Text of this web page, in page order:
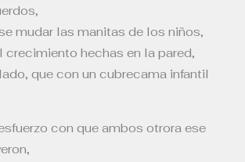
mudar las manitas de los niños,
crecimiento hechas en la pared,
que con un cubrecama infantil
con que ambos otrora ese